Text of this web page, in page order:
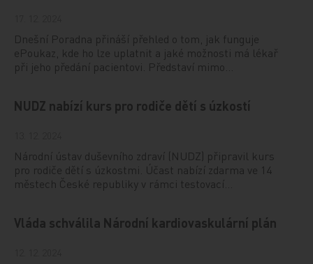
Dnešní Poradna přináší přehled o tom, jak funguje
ePoukaz, kde ho lze uplatnit a jaké možnosti má lékař
při jeho předání pacientovi. Představí mimo…
NUDZ nabízí kurs pro rodiče dětí s úzkostí
Národní ústav duševního zdraví (NUDZ) připravil kurs
pro rodiče dětí s úzkostmi. Účast nabízí zdarma ve 14
městech České republiky v rámci testovací…
Vláda schválila Národní kardiovaskulární plán